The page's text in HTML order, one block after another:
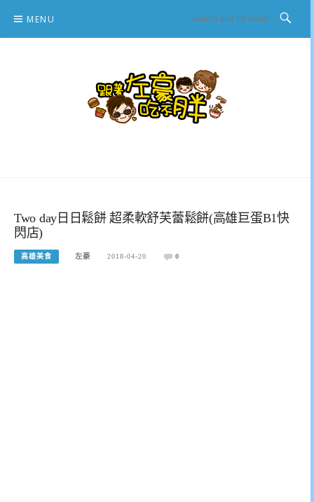
content
MENU
Two day日日鬆餅 超柔軟舒芙蕾鬆餅(高雄巨蛋B1快
閃店)
高雄美食 左豪 2018-04-20 0